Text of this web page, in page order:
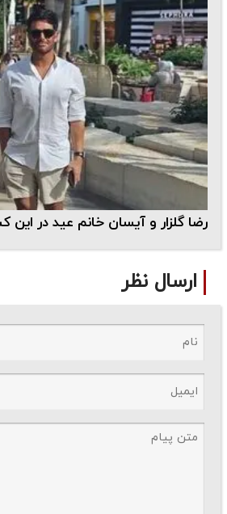
رضا گلزار و آیسان خانم عید در این
ارسال نظر